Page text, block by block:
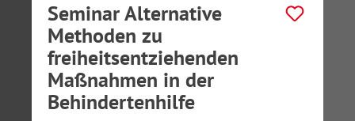
Seminar Alternative
Methoden zu
freiheitsentziehenden
Maßnahmen in der
Behindertenhilfe